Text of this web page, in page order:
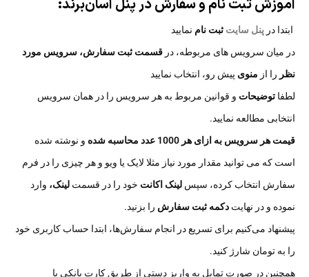
آموزش ثبت نام و سفارش در پنل آسان‌برند:​
ابتدا در پنل سایت ثبت نام نمایید
در میان سرویس های مربوطه، در قسمت ثبت سفارش، سرویس مورد
نظر را از منوی پیش رو، انتخاب نمایید
لطفا توضیحات و قوانین مربوط به هر سرویس را در همان سرویس
انتخابی مطالعه نمایید.
قیمت هر سرویس به ازای هر 1000 عدد محاسبه شده
و نوشته شده
است که می توانید مقدار مورد نیاز مثلا لایک یا ویو و هر چیزی را در فرم
سفارش انتخاب کرده، سپس لینک اکانت خود را در قسمت لینک، وارد
نموده و در نهایت دکمه ثبت سفارش را بزنید.
پیشنهاد می‌کنیم برای تسریع در انجام سفارش‌ها، ابتدا حساب کاربری خود
را به تومان شارژ کنید.
همچنین در صورت تمایل به واریز دستی از طریق کارت بانکی یا